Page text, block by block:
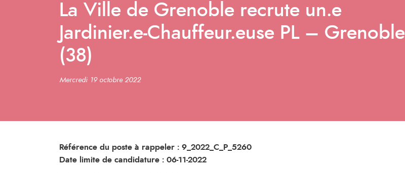
La Ville de Grenoble recrute un.e
Jardinier.e-Chauffeur.euse PL – Grenoble
(38)
Mercredi 19 octobre 2022
Référence du poste à rappeler : 9_2022_C_P_5260
Date limite de candidature : 06-11-2022